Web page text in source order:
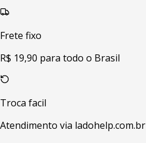
Frete fixo
R$ 19,90 para todo o Brasil
Troca facil
Atendimento via ladohelp.com.br